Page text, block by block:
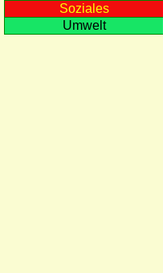
Soziales
Umwelt